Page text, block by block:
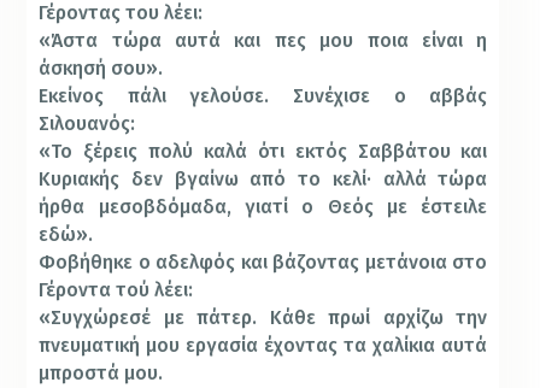
Γέροντας του λέει:
«Άστα τώρα αυτά και πες μου ποια είναι η
άσκησή σου».
Εκείνος πάλι γελούσε. Συνέχισε ο αββάς
Σιλουανός:
«Το ξέρεις πολύ καλά ότι εκτός Σαββάτου και
Κυριακής δεν βγαίνω από το κελί· αλλά τώρα
ήρθα μεσοβδόμαδα, γιατί ο Θεός με έστειλε
εδώ».
Φοβήθηκε ο αδελφός και βάζοντας μετάνοια στο
Γέροντα τού λέει:
«Συγχώρεσέ με πάτερ. Κάθε πρωί αρχίζω την
πνευματική μου εργασία έχοντας τα χαλίκια αυτά
μπροστά μου.